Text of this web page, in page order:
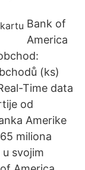
Bank of
America
(ks)
Time data
od
Amerike
miliona
svojim